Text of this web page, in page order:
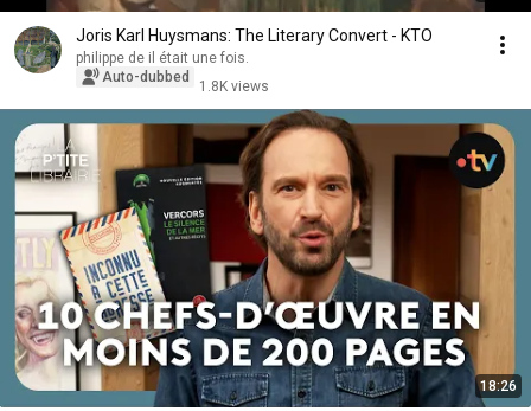
Joris Karl Huysmans: The Literary Convert - KTO
philippe de il était une fois.
Auto-dubbed
1.8K views
18:26